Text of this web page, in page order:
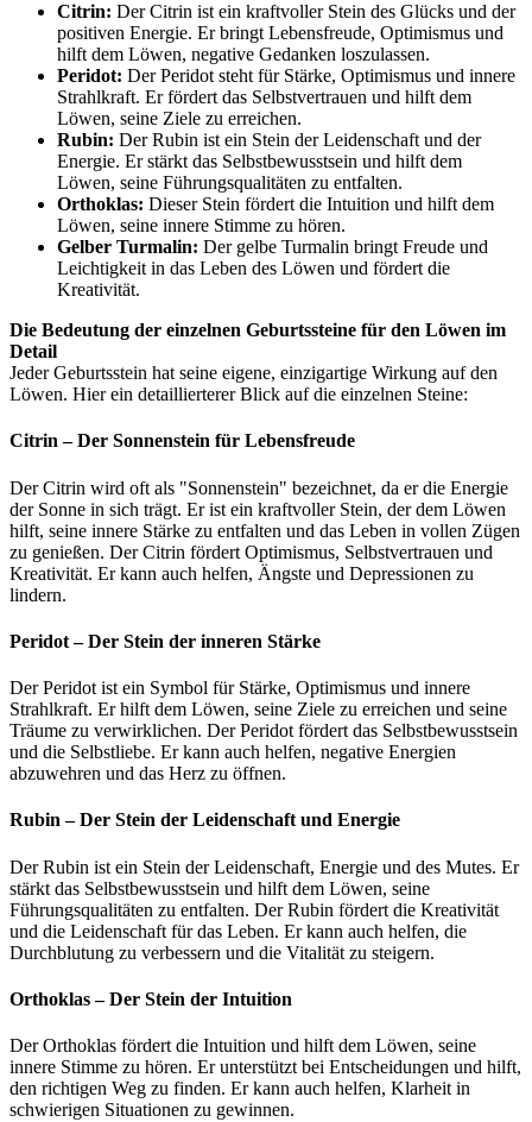
Citrin: Der Citrin ist ein kraftvoller Stein des Glücks und der
positiven Energie. Er bringt Lebensfreude, Optimismus und
hilft dem Löwen, negative Gedanken loszulassen.
Peridot: Der Peridot steht für Stärke, Optimismus und innere
Strahlkraft. Er fördert das Selbstvertrauen und hilft dem
Löwen, seine Ziele zu erreichen.
Rubin: Der Rubin ist ein Stein der Leidenschaft und der
Energie. Er stärkt das Selbstbewusstsein und hilft dem
Löwen, seine Führungsqualitäten zu entfalten.
Orthoklas: Dieser Stein fördert die Intuition und hilft dem
Löwen, seine innere Stimme zu hören.
Gelber Turmalin: Der gelbe Turmalin bringt Freude und
Leichtigkeit in das Leben des Löwen und fördert die
Kreativität.
Die Bedeutung der einzelnen Geburtssteine für den Löwen im
Detail
Jeder Geburtsstein hat seine eigene, einzigartige Wirkung auf den
Löwen. Hier ein detaillierterer Blick auf die einzelnen Steine:
Citrin – Der Sonnenstein für Lebensfreude
Der Citrin wird oft als "Sonnenstein" bezeichnet, da er die Energie
der Sonne in sich trägt. Er ist ein kraftvoller Stein, der dem Löwen
hilft, seine innere Stärke zu entfalten und das Leben in vollen Zügen
zu genießen. Der Citrin fördert Optimismus, Selbstvertrauen und
Kreativität. Er kann auch helfen, Ängste und Depressionen zu
lindern.
Peridot – Der Stein der inneren Stärke
Der Peridot ist ein Symbol für Stärke, Optimismus und innere
Strahlkraft. Er hilft dem Löwen, seine Ziele zu erreichen und seine
Träume zu verwirklichen. Der Peridot fördert das Selbstbewusstsein
und die Selbstliebe. Er kann auch helfen, negative Energien
abzuwehren und das Herz zu öffnen.
Rubin – Der Stein der Leidenschaft und Energie
Der Rubin ist ein Stein der Leidenschaft, Energie und des Mutes. Er
stärkt das Selbstbewusstsein und hilft dem Löwen, seine
Führungsqualitäten zu entfalten. Der Rubin fördert die Kreativität
und die Leidenschaft für das Leben. Er kann auch helfen, die
Durchblutung zu verbessern und die Vitalität zu steigern.
Orthoklas – Der Stein der Intuition
Der Orthoklas fördert die Intuition und hilft dem Löwen, seine
innere Stimme zu hören. Er unterstützt bei Entscheidungen und hilft,
den richtigen Weg zu finden. Er kann auch helfen, Klarheit in
schwierigen Situationen zu gewinnen.